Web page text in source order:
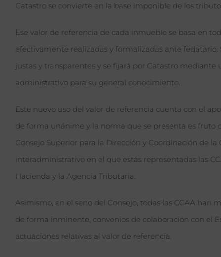
Catastro se convierte en la base imponible de los
Ese valor de referencia de cada inmueble se basa en
efectivamente realizadas y formalizadas ante fedatario.
justas y transparentes y se fijará por Catastro
administrativo para su general conocimiento.
Este nuevo uso del valor de referencia cuenta con el
de forma unánime y la norma que se presenta es fruto
Consejo Superior para la Dirección y Coordinación de
interadministrativo en el que estás representadas las
Hacienda y la Agencia Tributaria.
Asimismo, en el seno del Consejo, todas las CCAA han
de forma inminente, convenios de colaboración con el
actuaciones relativas al valor de referencia.